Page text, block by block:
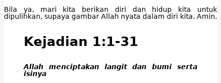
Bila ya, mari kita berikan diri dan hidup kita untuk
dipulihkan, supaya gambar Allah nyata dalam diri kita. Amin.
Kejadian 1:1-31
Allah menciptakan langit dan bumi serta
isinya